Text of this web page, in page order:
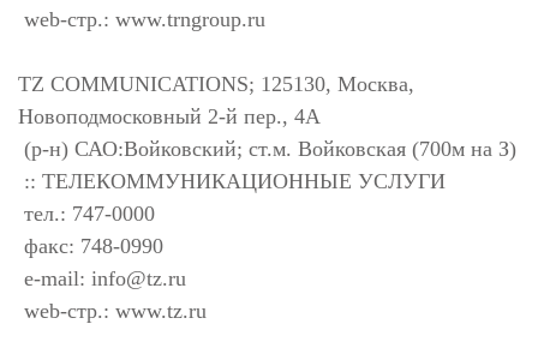
web-стр.: www.trngroup.ru
TZ COMMUNICATIONS; 125130, Москва,
Новоподмосковный 2-й пер., 4А
(р-н) САО:Войковский; ст.м. Войковская (700м на З)
:: ТЕЛЕКОММУНИКАЦИОННЫЕ УСЛУГИ
тел.: 747-0000
факс: 748-0990
e-mail: info@tz.ru
web-стр.: www.tz.ru